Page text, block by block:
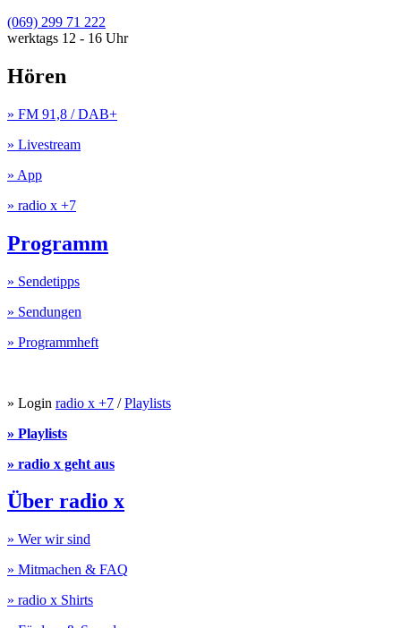
(069) 299 71 222
werktags 12 - 16 Uhr
Hören
» FM 91,8 / DAB+
» Livestream
» App
» radio x +7
Programm
» Sendetipps
» Sendungen
» Programmheft
» Login radio x +7 /Playlists
» Playlists
» radio x geht aus
Über radio x
» Wer wir sind
» Mitmachen & FAQ
» radio x Shirts